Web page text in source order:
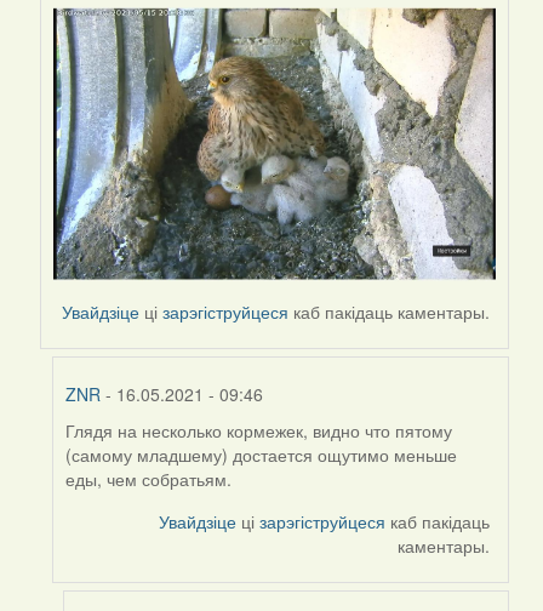
Увайдзіце цізарэгіструйцеся каб пакідаць каментары.
ZNR - 16.05.2021 - 09:46
In
reply
to
Глядя на несколько кормежек, видно что пятому
(самому младшему) достается ощутимо меньше
еды, чем собратьям.
Увайдзіце цізарэгіструйцеся каб пакідаць
каментары.